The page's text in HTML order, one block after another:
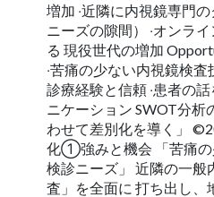
増加 ‧近隣に内視鏡専⾨
ニーズの隙間） ‧オンラ
る 現役世代の増加
‧苦痛の少ない内視鏡検査
診療経験と信頼 ‧患者の
ニケーション SWOT分
わせて差別化を導く」
化①強みと機会 「苦痛
検診ニーズ」 近隣の⼀般
査」を全⾯に 打ち出し、